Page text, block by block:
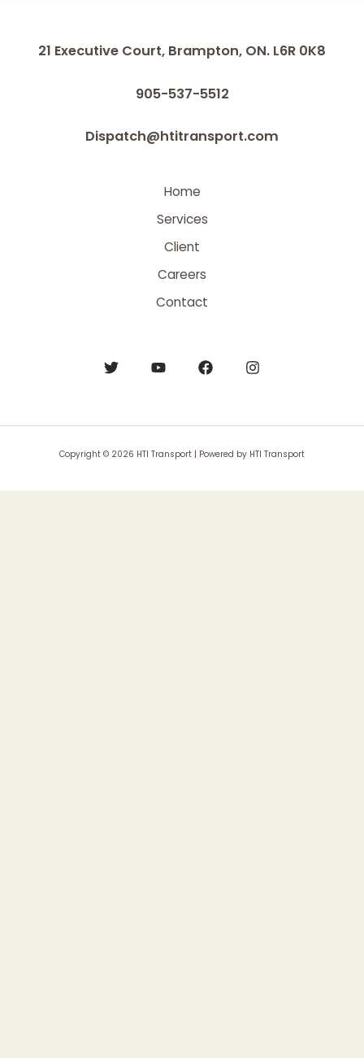
21 Executive Court, Brampton, ON. L6R 0K8
905-537-5512
Dispatch@htitransport.com
Home
Services
Client
Careers
Contact
Copyright © 2026 HTI Transport | Powered by HTI Transport